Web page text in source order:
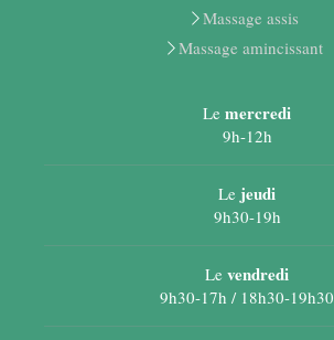
Massage assis
Massage amincissant
Le mercredi
9h-12h
Le jeudi
9h30-19h
Le vendredi
9h30-17h / 18h30-19h30